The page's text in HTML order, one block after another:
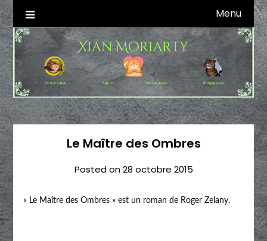
Skip
to
content
Xian Moriarty
Autrice SFFF & Blogueuse & Streameuse Menu
Le Maître des Ombres
Posted on28 octobre 2015
« Le Maître des Ombres » est un roman de Roger Zelany.